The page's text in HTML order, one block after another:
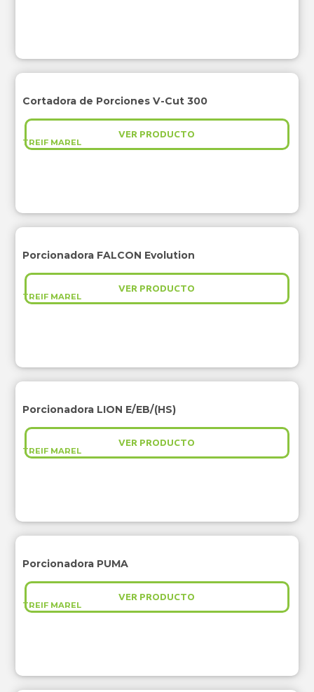
TREIF MAREL
Cortadora de Porciones V-Cut 300
VER PRODUCTO
TREIF MAREL
Porcionadora FALCON Evolution
VER PRODUCTO
TREIF MAREL
Porcionadora LION E/EB/(HS)
VER PRODUCTO
TREIF MAREL
Porcionadora PUMA
VER PRODUCTO